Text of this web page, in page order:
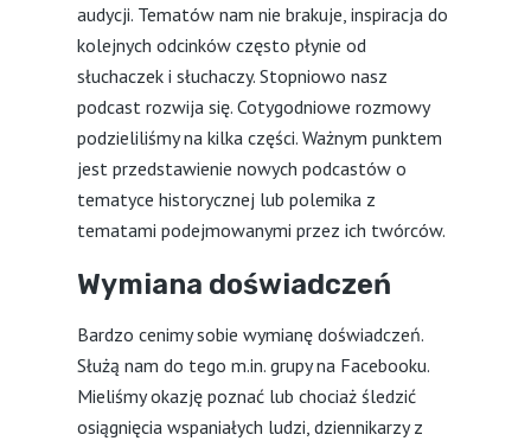
audycji. Tematów nam nie brakuje, inspiracja do
kolejnych odcinków często płynie od
słuchaczek i słuchaczy. Stopniowo nasz
podcast rozwija się. Cotygodniowe rozmowy
podzieliliśmy na kilka części. Ważnym punktem
jest przedstawienie nowych podcastów o
tematyce historycznej lub polemika z
tematami podejmowanymi przez ich twórców.
Wymiana doświadczeń
Bardzo cenimy sobie wymianę doświadczeń.
Służą nam do tego m.in. grupy na Facebooku.
Mieliśmy okazję poznać lub chociaż śledzić
osiągnięcia wspaniałych ludzi, dziennikarzy z